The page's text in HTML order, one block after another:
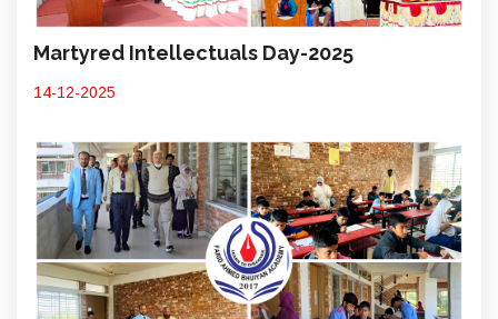
Martyred Intellectuals Day-2025
14-12-2025